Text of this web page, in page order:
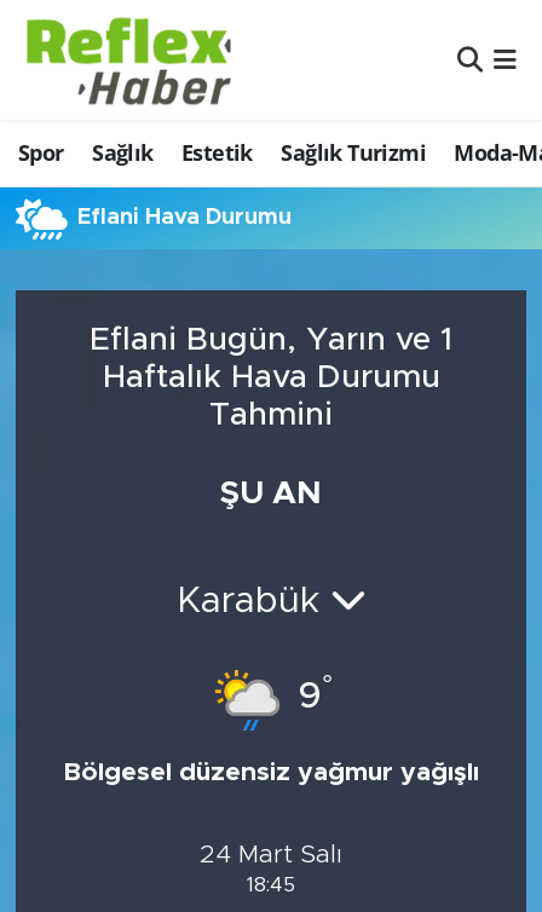
Spor Sağlık Estetik Sağlık Turizmi Moda-
Eflani Hava Durumu
Eflani Bugün, Yarın ve 1
Haftalık Hava Durumu
Tahmini
ŞU AN
Karabük
9°
Bölgesel düzensiz yağmur yağışlı
24 Mart Salı
18:45
Eğitim
Estetik
Firmalardan
İş ve Ekonomi
Moda-Magazin-Eğlence
Nöbetçi Eczaneler
Hava Durumu
Namaz Vakitleri
Şampiyonlar Ligi Puan Durumu ve Fikstür
Tüm Manşetler